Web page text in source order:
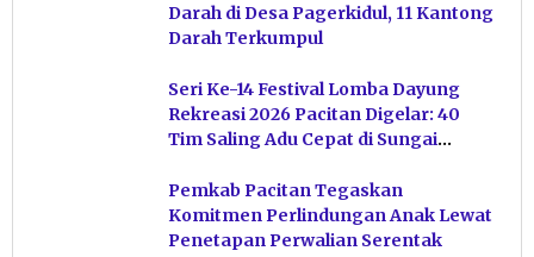
Darah di Desa Pagerkidul, 11 Kantong
Darah Terkumpul
Seri Ke-14 Festival Lomba Dayung
Rekreasi 2026 Pacitan Digelar: 40
Tim Saling Adu Cepat di Sungai
Pemkab Pacitan Tegaskan
Komitmen Perlindungan Anak Lewat
Penetapan Perwalian Serentak